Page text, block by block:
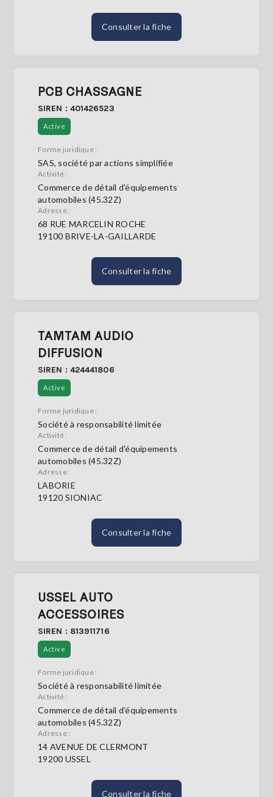
Consulter la fiche
PCB CHASSAGNE
SIREN : 401426523
Active
Forme juridique :
SAS, société par actions simplifiée
Activité :
Commerce de détail d'équipements
automobiles (45.32Z)
Adresse :
68 RUE MARCELIN ROCHE
19100 BRIVE-LA-GAILLARDE
Consulter la fiche
TAMTAM AUDIO
DIFFUSION
SIREN : 424441806
Active
Forme juridique :
Société à responsabilité limitée
Activité :
Commerce de détail d'équipements
automobiles (45.32Z)
Adresse :
LABORIE
19120 SIONIAC
Consulter la fiche
USSEL AUTO
ACCESSOIRES
SIREN : 813911716
Active
Forme juridique :
Société à responsabilité limitée
Activité :
Commerce de détail d'équipements
automobiles (45.32Z)
Adresse :
14 AVENUE DE CLERMONT
19200 USSEL
Consulter la fiche